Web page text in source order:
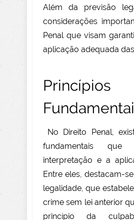
Além da previsão
considerações
Penal que visam
aplicação adequada
Princípios
No Direito Penal,
fundamentais que
interpretação e a
Entre eles, destacam-
legalidade, que
crime sem lei anterior
princípio da